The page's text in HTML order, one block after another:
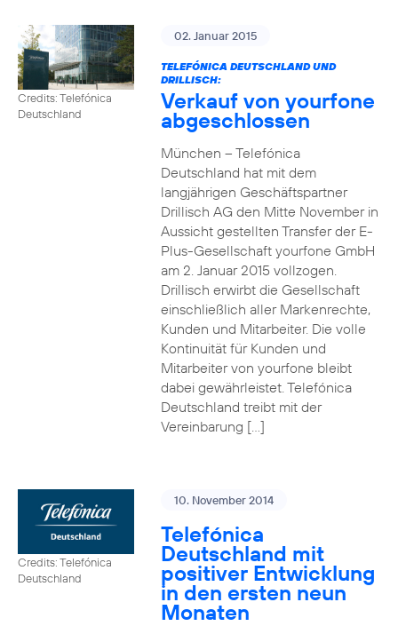
Credits: Telefónica
Deutschland
02. Januar 2015
TELEFÓNICA DEUTSCHLAND UND
DRILLISCH:
Verkauf von yourfone
abgeschlossen
München – Telefónica
Deutschland hat mit dem
langjährigen Geschäftspartner
Drillisch AG den Mitte November in
Aussicht gestellten Transfer der E-
Plus-Gesellschaft yourfone GmbH
am 2. Januar 2015 vollzogen.
Drillisch erwirbt die Gesellschaft
einschließlich aller Markenrechte,
Kunden und Mitarbeiter. Die volle
Kontinuität für Kunden und
Mitarbeiter von yourfone bleibt
dabei gewährleistet. Telefónica
Deutschland treibt mit der
Vereinbarung […]
Credits: Telefónica
Deutschland
10. November 2014
Telefónica
Deutschland mit
positiver Entwicklung
in den ersten neun
Monaten